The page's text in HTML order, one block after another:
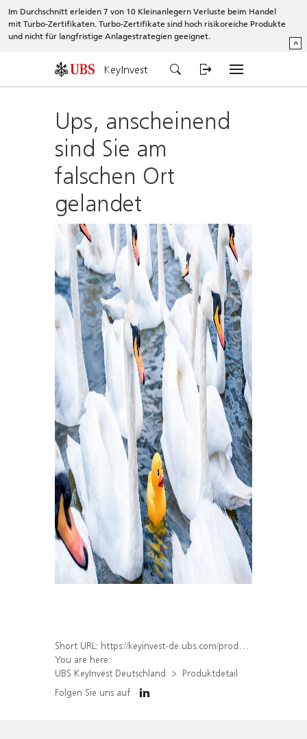
Im Durchschnitt erleiden 7 von 10 Kleinanlegern Verluste beim Handel
mit Turbo-Zertifikaten. Turbo-Zertifikate sind hoch risikoreiche Produkte
und nicht für langfristige Anlagestrategien geeignet.
^
KeyInvest
Ups, anscheinend
sind Sie am
falschen Ort
gelandet
Short URL: https://keyinvest-de.ubs.com/produkt/detail/index/isin/DE000WA51Q69
You are here:
UBS KeyInvest Deutschland
Produktdetail
Folgen Sie uns auf